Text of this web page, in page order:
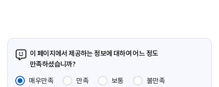
이 페이지에서 제공하는 정보에 대하여 어느 정도
만족하셨습니까?
매우만족
만족 보통
불만족